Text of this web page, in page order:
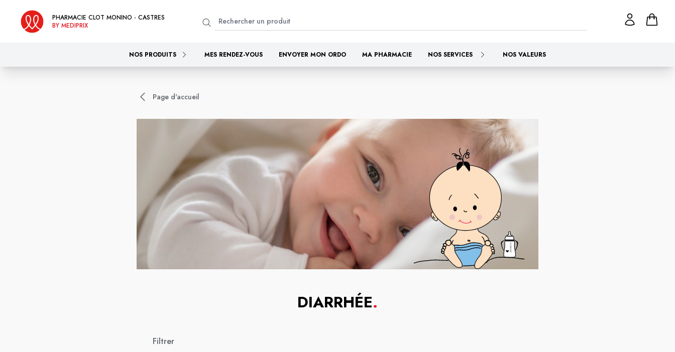
PHARMACIE CLOT MONINO - CASTRES
BY MEDIPRIX
NOS PRODUITS MES RENDEZ-VOUS ENVOYER MON ORDO MA PHARMACIE NOS SERVICES NOS VALEURS
Page d'accueil
DIARRHÉE.
Filtrer